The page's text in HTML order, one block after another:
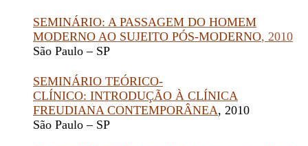
SEMINÁRIO: A PASSAGEM DO HOMEM
MODERNO AO SUJEITO PÓS-MODERNO, 2010
São Paulo – SP
SEMINÁRIO TEÓRICO-
CLÍNICO: INTRODUÇÃO À CLÍNICA
FREUDIANA CONTEMPORÂNEA, 2010
São Paulo – SP